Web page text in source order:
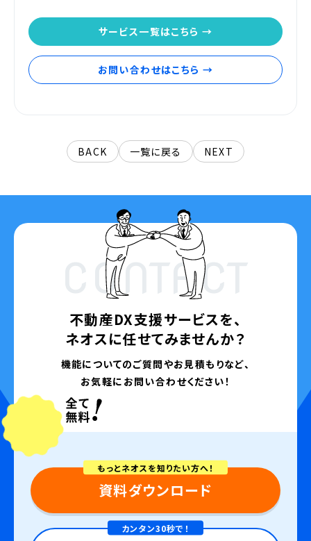
サービス一覧はこちら →
お問い合わせはこちら →
BACK 一覧に戻る NEXT
CONTACT
不動産DX支援サービスを、
ネオスに任せてみませんか？
機能についてのご質問やお見積もりなど、
お気軽にお問い合わせください！
もっとネオスを知りたい方へ！
資料ダウンロード
カンタン30秒で！